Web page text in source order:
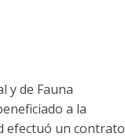
y de Fauna
a la
efectuó un contrato